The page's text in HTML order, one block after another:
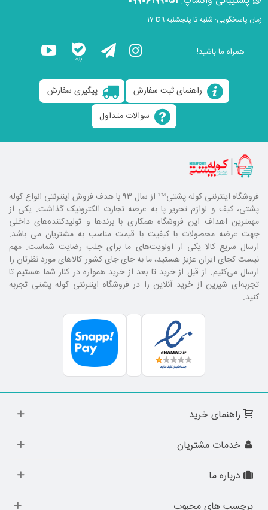
زمان پاسخگویی: شنبه تا پنجشنبه ۹ تا ۱۷
همراه ما باشید!
راهنمای ثبت سفارش
پیگیری سفارش
سوالات متداول
فروشگاه اینترنتی کوله پشتی
™ از سال ۹۳ با هدف فروش اینترنتی انواع کوله
پشتی، کیف و لوازم تحریر پا به عرصه تجارت الکترونیک گذاشت. یکی از
مهمترین اهداف این فروشگاه همکاری با برند‌ها و تولیدکننده‌های داخلی
جهت عرضه محصولات با کیفیت با قیمت مناسب به مشتریان می باشد.
ارسال سریع کالا یکی از اولویت‌های ما برای جلب رضایت شماست. مهم
نیست کجای ایران عزیز هستید، ما به جای جای کشور کالا‌های مورد نظرتان را
ارسال می‌کنیم. از قبل از خرید تا بعد از خرید همواره در کنار شما هستیم تا
تجربه‌ای شیرین از خرید آنلاین را در فروشگاه اینترنتی کوله پشتی تجربه
کنید.
راهنمای خرید
خدمات مشتریان
درباره ما